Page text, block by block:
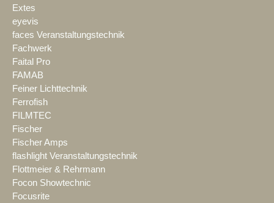
Extes
eyevis
faces Veranstaltungstechnik
Fachwerk
Faital Pro
FAMAB
Feiner Lichttechnik
Ferrofish
FILMTEC
Fischer
Fischer Amps
flashlight Veranstaltungstechnik
Flottmeier & Rehrmann
Focon Showtechnic
Focusrite